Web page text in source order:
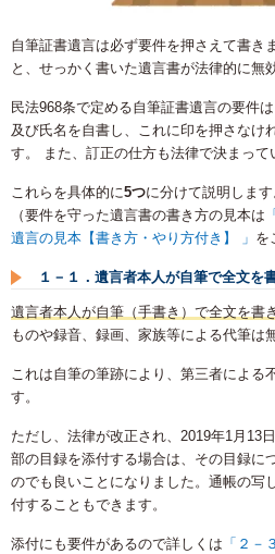
自筆証書遺言は必ず要件を押さえて書き
と、せっかく書いた遺言書が法律的に無
民法968条で定める自筆証書遺言の要件
及び氏名を自書し、これに印を押さなけ
す。 また、訂正の仕方も法律で決まって
これらを具体的に5つに分けて説明します
（要件を守った遺言書の書き方の見本は
遺言の見本【書き方・やり方付き】 」 を
１－１．遺言者本人が自筆で全文を
遺言者本人が自筆（手書き）で全文を書
ものや録音、録画、家族等による代筆は
これは自筆の筆跡により、第三者による
す。
ただし、法律が改正され、2019年1月13
部の目録を添付する場合は、その目録に
のでも良いことになりました。通帳の写
付することもできます。
添付にも要件があるので詳しくは 「２－